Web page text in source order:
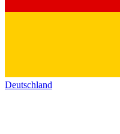
Deutschland